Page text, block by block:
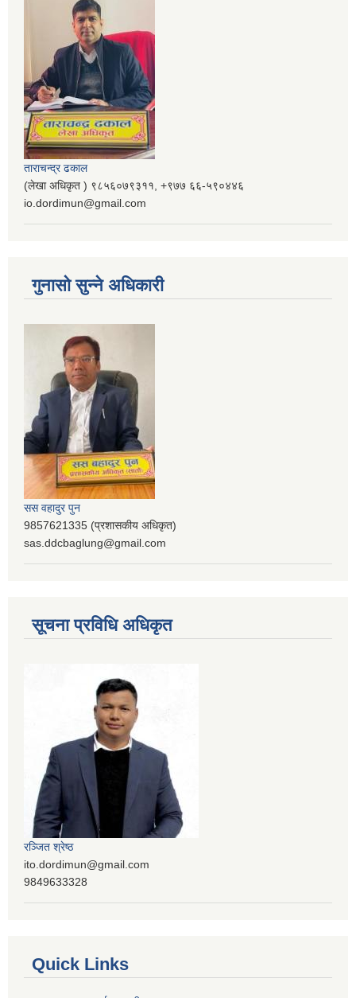
ताराचन्द्र ढकाल
(लेखा अधिकृत ) ९८५६०७९३११, ‌‍‍+९७७ ६६-५९०४४६
io.dordimun@gmail.com
गुनासो सुन्ने अधिकारी
सस वहादुर पुन
9857621335 (प्रशासकीय अधिकृत)
sas.ddcbaglung@gmail.com
सूचना प्रविधि अधिकृत
रञ्‍जित श्रेष्ठ
ito.dordimun@gmail.com
9849633328
Quick Links